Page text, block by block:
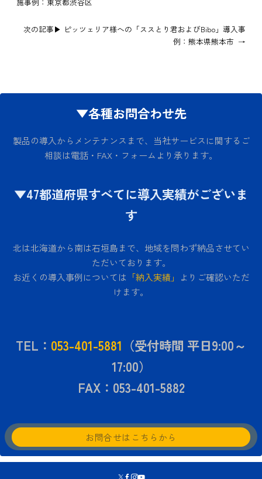
次の記事▶ ピッツェリア様への「ススとり君およびBibo」導入事
例：熊本県熊本市 →
▼各種お問合わせ先
製品の導入からメンテナンスまで、当社サービスに関するご
相談は電話・FAX・フォームより承ります。
▼47都道府県すべてに導入実績がございま
す
北は北海道から南は石垣島まで、地域を問わず納品させてい
ただいております。
お近くの導入事例については 「納入実績」
よりご確認いただ
けます。
TEL： 053-401-5881 （受付時間 平日9:00～
17:00）
FAX：053-401-5882
お問合せはこちらから